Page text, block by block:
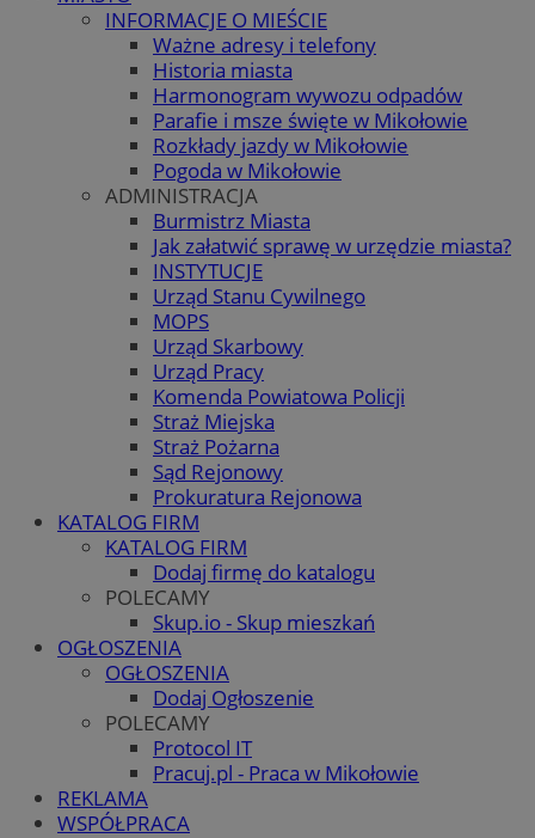
INFORMACJE O MIEŚCIE
Ważne adresy i telefony
Historia miasta
Harmonogram wywozu odpadów
Parafie i msze święte w Mikołowie
Rozkłady jazdy w Mikołowie
Pogoda w Mikołowie
ADMINISTRACJA
Burmistrz Miasta
Jak załatwić sprawę w urzędzie miasta?
INSTYTUCJE
Urząd Stanu Cywilnego
MOPS
Urząd Skarbowy
Urząd Pracy
Komenda Powiatowa Policji
Straż Miejska
Straż Pożarna
Sąd Rejonowy
Prokuratura Rejonowa
KATALOG FIRM
KATALOG FIRM
Dodaj firmę do katalogu
POLECAMY
Skup.io - Skup mieszkań
OGŁOSZENIA
OGŁOSZENIA
Dodaj Ogłoszenie
POLECAMY
Protocol IT
Pracuj.pl - Praca w Mikołowie
REKLAMA
WSPÓŁPRACA